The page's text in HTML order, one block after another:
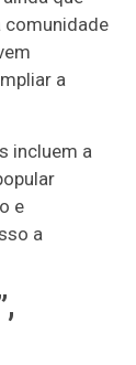
comunidade
a
incluem a
e
a